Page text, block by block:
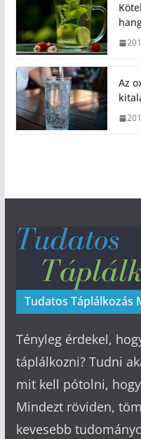
Az
Tudatos Táplálkozás
Tényleg érdekel,
táplálkozni? Tudni
mit kell pótolni,
Mindezt röviden,
kevesebb